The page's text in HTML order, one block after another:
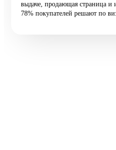
выдаче, продающая страница и
78% покупателей решают по